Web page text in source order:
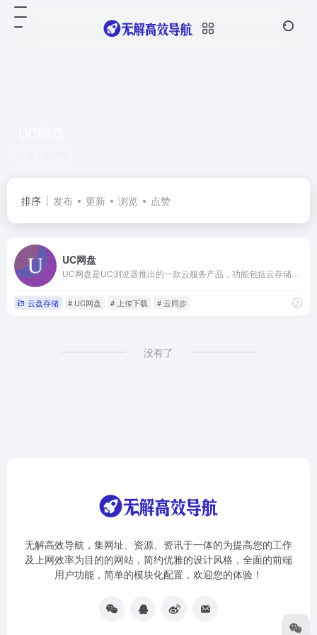
排序 发布 更新 浏览 点赞
UC网盘
云盘存储 # UC网盘 # 上传下载 # 云同步
没有了
无解高效导航，集网址、资源、资讯于一体的为提高您的工作
及上网效率为目的的网站，简约优雅的设计风格，全面的前端
用户功能，简单的模块化配置，欢迎您的体验！